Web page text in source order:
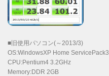
■旧使用パソコン(～2013/3)
OS:WindowsXP Home ServicePack3
CPU:Pentium4 3.2GHz
Memory:DDR 2GB